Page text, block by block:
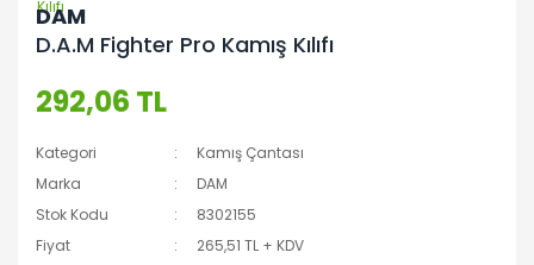
DAM
D.A.M Fighter Pro Kamış Kılıfı
292,06 TL
Kategori
Kamış Çantası
Marka
DAM
Stok Kodu
8302155
Fiyat
265,51 TL + KDV